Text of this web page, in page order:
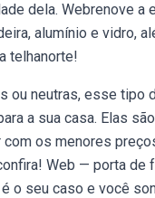
dela. Webrenove
alumínio e vidro,
telhanorte!
neutras, esse tipo
a sua casa. Elas
os menores
Web — porta de
o seu caso e você